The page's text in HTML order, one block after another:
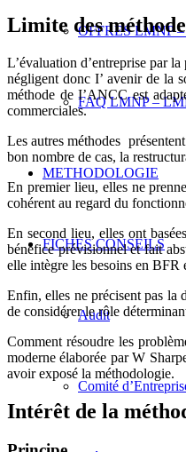
OFFRES LMNP
FAQ LMNP –
METHODOLOGIE
FICHES CONSEILS
Audit
Comité
Limite des
L’évaluation d’entreprise par
négligent donc I’ avenir de la
méthode de I’ANCC est
commerciales.
Les autres méthodes
bon nombre de cas, la
En premier lieu, elles ne
cohérent au regard du
En second lieu, elles ont
bénéfice prévisionnel et fait
elle intègre les besoins en BFR
Enfin, elles ne précisent pas la
de considérer le rôle
Comment résoudre les
moderne élaborée par W
avoir exposé la méthodologie.
Intérêt de la